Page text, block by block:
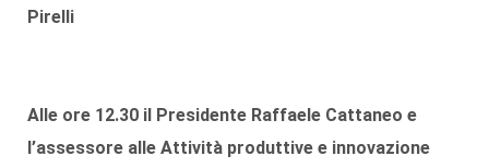
Pirelli
Alle ore 12.30 il Presidente Raffaele Cattaneo e
l’assessore alle Attività produttive e innovazione